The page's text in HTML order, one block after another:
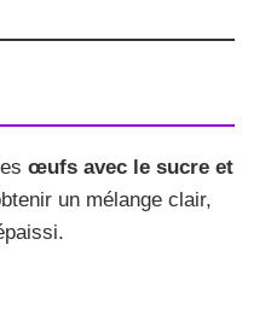
œufs avec le sucre et
un mélange clair,